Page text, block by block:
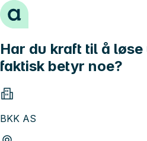
Hopp til innhold
Har du kraft til å
faktisk betyr noe?
BKK AS